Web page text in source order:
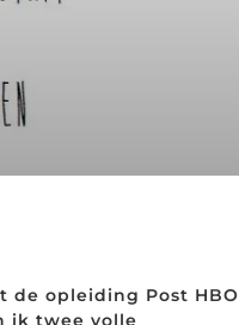
de opleiding Post HBO
ik twee volle